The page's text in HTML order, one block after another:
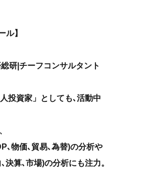
ル】
研|チーフコンサルタント
投資家」としても､活動中
､物価､貿易､為替)の分析や
決算､市場)の分析にも注力。